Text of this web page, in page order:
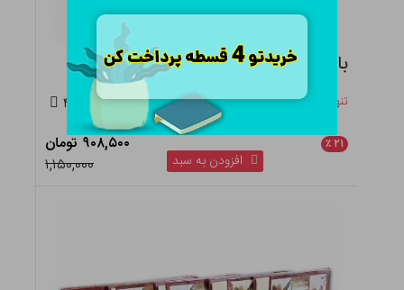
بازتاب فرهنگی جنگهای ایران و یونان
تنها ۲ عدد در انبار باقی مانده ۴.۵
۲۱ ٪
۹۰۸,۵۰۰ تومان
۱,۱۵۰,۰۰۰
افزودن به سبد